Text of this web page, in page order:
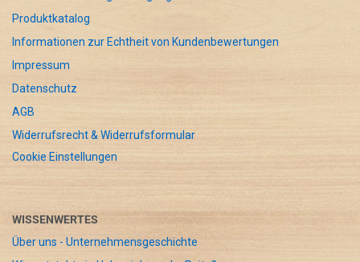
Produktkatalog
Informationen zur Echtheit von Kundenbewertungen
Impressum
Datenschutz
AGB
Widerrufsrecht & Widerrufsformular
Cookie Einstellungen
WISSENWERTES
Über uns - Unternehmensgeschichte